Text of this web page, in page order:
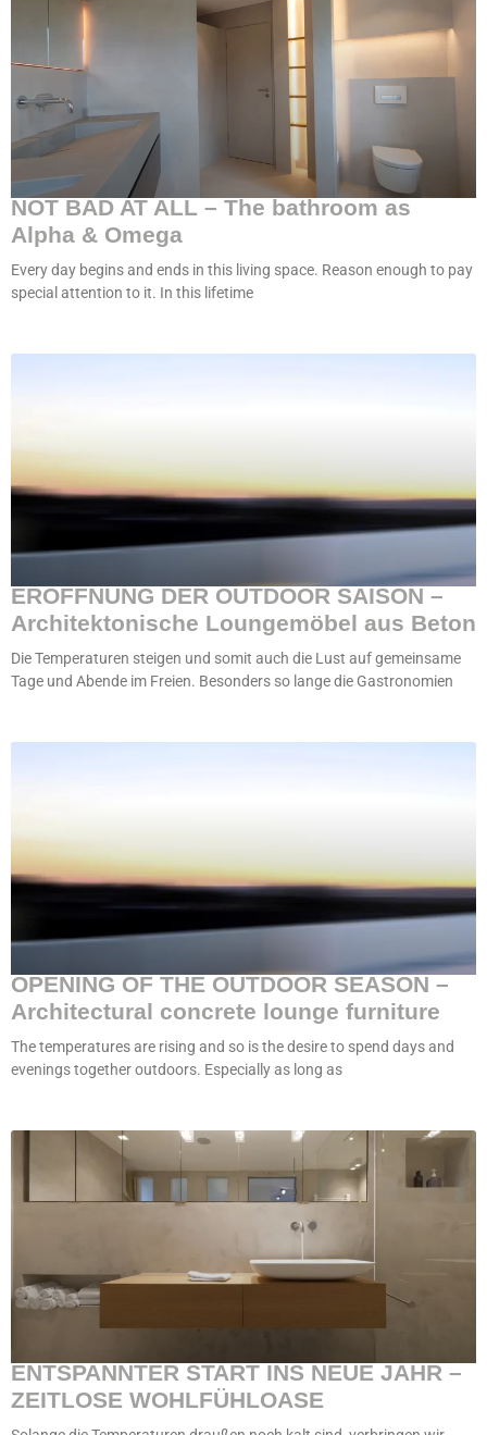
NOT BAD AT ALL – The bathroom as
Alpha & Omega
Every day begins and ends in this living space. Reason enough to pay
special attention to it. In this lifetime
ERÖFFNUNG DER OUTDOOR SAISON –
Architektonische Loungemöbel aus Beton
Die Temperaturen steigen und somit auch die Lust auf gemeinsame
Tage und Abende im Freien. Besonders so lange die Gastronomien
OPENING OF THE OUTDOOR SEASON –
Architectural concrete lounge furniture
The temperatures are rising and so is the desire to spend days and
evenings together outdoors. Especially as long as
ENTSPANNTER START INS NEUE JAHR –
ZEITLOSE WOHLFÜHLOASE